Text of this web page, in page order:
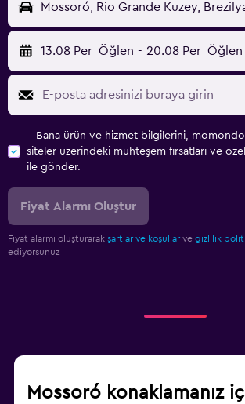
Mossoró, Rio Grande Kuzey,
13.08 Per Öğlen - 20.08 Per Öğlen
Bana ürün ve hizmet bilgilerini, momondo
siteler üzerindeki muhteşem fırsatları ve
ile gönder.
Fiyat Alarmı Oluştur
Fiyat alarmı oluşturarak şartlar ve koşullar ve gizlilik
ediyorsunuz
Mossoró konaklamanız